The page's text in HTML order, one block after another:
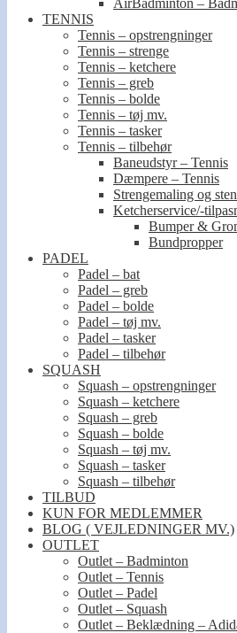
AirBadminton –
TENNIS
Tennis – opstrengninger
Tennis – strenge
Tennis – ketchere
Tennis – greb
Tennis – bolde
Tennis – tøj mv.
Tennis – tasker
Tennis – tilbehør
Baneudstyr – Tennis
Dæmpere – Tennis
Strengemaling og
Ketcherservice/-
Bumper &
Bundpropper
PADEL
Padel – bat
Padel – greb
Padel – bolde
Padel – tøj mv.
Padel – tasker
Padel – tilbehør
SQUASH
Squash – opstrengninger
Squash – ketchere
Squash – greb
Squash – bolde
Squash – tøj mv.
Squash – tasker
Squash – tilbehør
TILBUD
KUN FOR MEDLEMMER
BLOG ( VEJLEDNINGER MV.)
OUTLET
Outlet – Badminton
Outlet – Tennis
Outlet – Padel
Outlet – Squash
Outlet – Beklædning –